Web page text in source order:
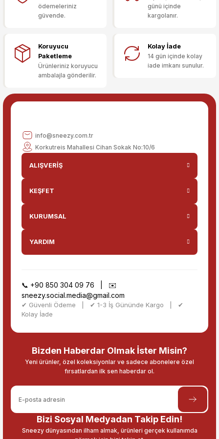
Ürün açıklamasında eksik bilgiler bulunuyor.
Ürün fiyatı diğer sitelerden daha pahalı.
Bu ürüne benzer farklı alternatifler olmalı.
ödemeleriniz
güvende.
günü içinde
kargolanır.
Koruyucu
Paketleme
Ürünleriniz koruyucu
ambalajla gönderilir.
Kolay İade
14 gün içinde kolay
iade imkanı sunulur.
info@sneezy.com.tr
Korkutreis Mahallesi Cihan Sokak No:10/6
ALIŞVERİŞ
KEŞFET
KURUMSAL
YARDIM
📞 +90 850 304 09 76 | ✉️
sneezy.social.media@gmail.com
✔ Güvenli Ödeme | ✔ 1-3 İş Gününde Kargo | ✔
Kolay İade
Bizden Haberdar Olmak İster Misin?
Yeni ürünler, özel koleksiyonlar ve sadece abonelere özel
fırsatlardan ilk sen haberdar ol.
Bizi Sosyal Medyadan Takip Edin!
Sneezy dünyasından ilham almak, ürünleri gerçek kullanımda